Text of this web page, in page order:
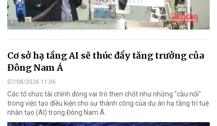
Cơ sở hạ tầng AI sẽ thúc đẩy tăng trưởng của
Đông Nam Á
07/08/2026 11:06
Các tổ chức tài chính đóng vai trò then chốt như những "cầu nối"
trong việc tạo điều kiện cho sự thành công của dự án hạ tầng trí tuệ
nhân tạo (AI) trong Đông Nam Á.